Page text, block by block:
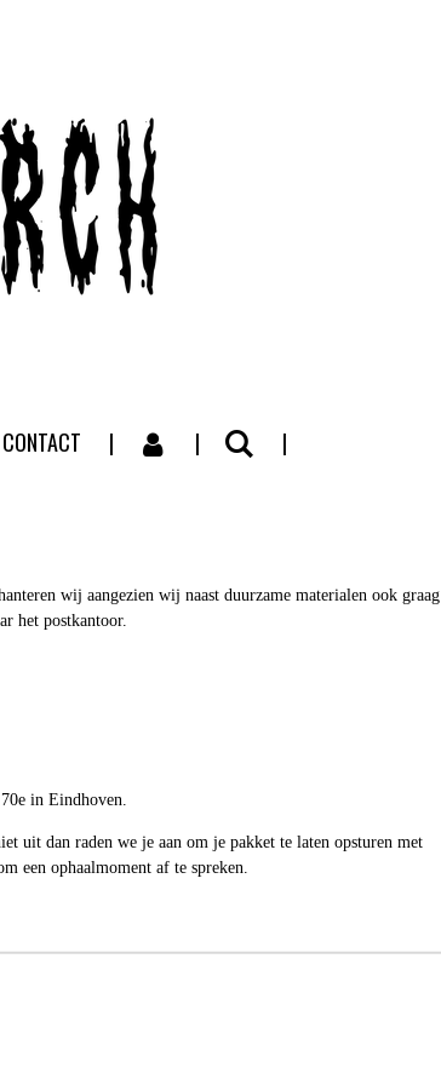
CONTACT
wij aangezien wij naast duurzame materialen ook graag
het postkantoor.
in Eindhoven.
uit dan raden we je aan om je pakket te laten opsturen met
een ophaalmoment af te spreken.